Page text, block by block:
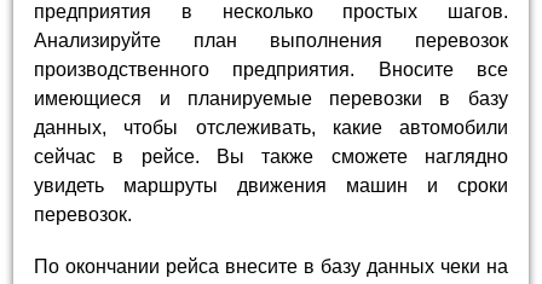
предприятия в несколько простых шагов.
Анализируйте план выполнения перевозок
производственного предприятия. Вносите все
имеющиеся и планируемые перевозки в базу
данных, чтобы отслеживать, какие автомобили
сейчас в рейсе. Вы также сможете наглядно
увидеть маршруты движения машин и сроки
перевозок.
По окончании рейса внесите в базу данных чеки на